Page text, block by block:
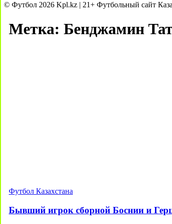
© Футбол 2026 Kpl.kz | 21+ Футбольный сайт
Метка: Бенджамин
Футбол Казахстана
Бывший игрок сборной Боснии и